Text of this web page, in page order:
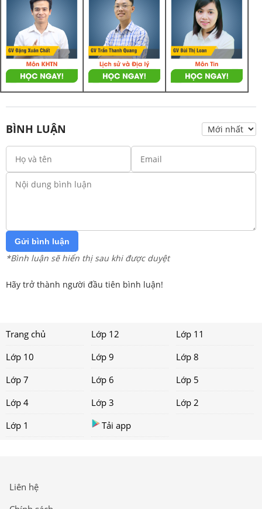
BÌNH LUẬN
Gửi bình luận
*Bình luận sẽ hiển thị sau khi được duyệt
Hãy trở thành người đầu tiên bình luận!
Trang chủ Lớp 12
Lớp 11
Lớp 10
Lớp 9
Lớp 8
Lớp 7
Lớp 6
Lớp 5
Lớp 4
Lớp 3
Lớp 2
Lớp 1
Tải app
Liên hệ